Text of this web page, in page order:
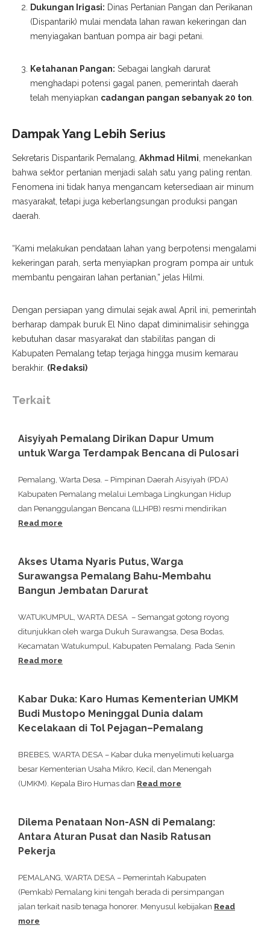
Dukungan Irigasi: Dinas Pertanian Pangan dan Perikanan
(Dispantarik) mulai mendata lahan rawan kekeringan dan
menyiagakan bantuan pompa air bagi petani.
Ketahanan Pangan: Sebagai langkah darurat
menghadapi potensi gagal panen, pemerintah daerah
telah menyiapkan cadangan pangan sebanyak 20 ton.
Dampak Yang Lebih Serius
Sekretaris Dispantarik Pemalang, Akhmad Hilmi, menekankan
bahwa sektor pertanian menjadi salah satu yang paling rentan.
Fenomena ini tidak hanya mengancam ketersediaan air minum
masyarakat, tetapi juga keberlangsungan produksi pangan
daerah.
“Kami melakukan pendataan lahan yang berpotensi mengalami
kekeringan parah, serta menyiapkan program pompa air untuk
membantu pengairan lahan pertanian,” jelas Hilmi.
Dengan persiapan yang dimulai sejak awal April ini, pemerintah
berharap dampak buruk El Nino dapat diminimalisir sehingga
kebutuhan dasar masyarakat dan stabilitas pangan di
Kabupaten Pemalang tetap terjaga hingga musim kemarau
berakhir. (Redaksi)
Terkait
Aisyiyah Pemalang Dirikan Dapur Umum
untuk Warga Terdampak Bencana di Pulosari
Pemalang, Warta Desa. – Pimpinan Daerah Aisyiyah (PDA)
Kabupaten Pemalang melalui Lembaga Lingkungan Hidup
dan Penanggulangan Bencana (LLHPB) resmi mendirikan
Read more
Akses Utama Nyaris Putus, Warga
Surawangsa Pemalang Bahu-Membahu
Bangun Jembatan Darurat
WATUKUMPUL, WARTA DESA – Semangat gotong royong
ditunjukkan oleh warga Dukuh Surawangsa, Desa Bodas,
Kecamatan Watukumpul, Kabupaten Pemalang. Pada Senin
Read more
Kabar Duka: Karo Humas Kementerian UMKM
Budi Mustopo Meninggal Dunia dalam
Kecelakaan di Tol Pejagan–Pemalang
BREBES, WARTA DESA – Kabar duka menyelimuti keluarga
besar Kementerian Usaha Mikro, Kecil, dan Menengah
(UMKM). Kepala Biro Humas dan Read more
Dilema Penataan Non-ASN di Pemalang:
Antara Aturan Pusat dan Nasib Ratusan
Pekerja
PEMALANG, WARTA DESA – Pemerintah Kabupaten
(Pemkab) Pemalang kini tengah berada di persimpangan
jalan terkait nasib tenaga honorer. Menyusul kebijakan Read
more